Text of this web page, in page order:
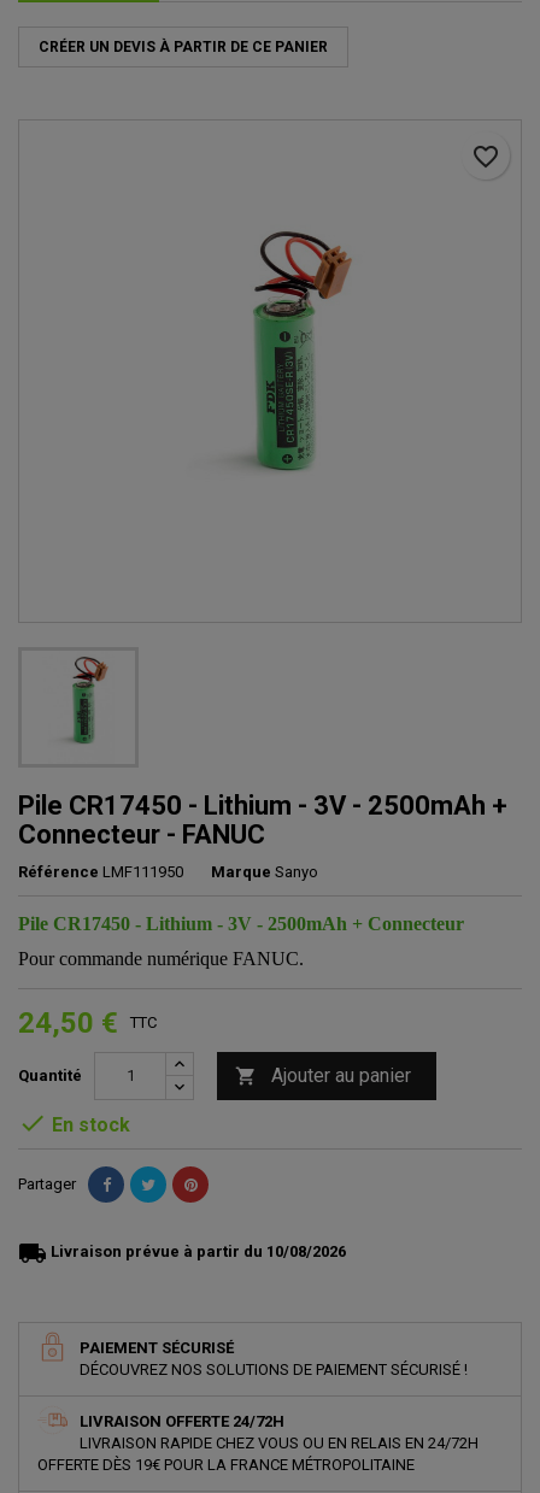
CRÉER UN DEVIS À PARTIR DE CE PANIER
favorite_border
Pile CR17450 - Lithium - 3V - 2500mAh +
Connecteur - FANUC
Référence LMF111950 Marque Sanyo
Pile CR17450 - Lithium - 3V - 2500mAh + Connecteur
Pour commande numérique FANUC.
24,50 € TTC
Quantité  Ajouter au panier
 En stock
Partager
local_shipping Livraison prévue à partir du 10/08/2026
PAIEMENT SÉCURISÉ
DÉCOUVREZ NOS SOLUTIONS DE PAIEMENT SÉCURISÉ !
LIVRAISON OFFERTE 24/72H
LIVRAISON RAPIDE CHEZ VOUS OU EN RELAIS EN 24/72H
OFFERTE DÈS 19€ POUR LA FRANCE MÉTROPOLITAINE